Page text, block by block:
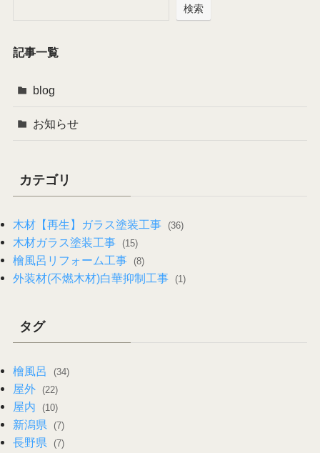
検索
記事一覧
blog
お知らせ
カテゴリ
木材【再生】ガラス塗装工事 (36)
木材ガラス塗装工事 (15)
檜風呂リフォーム工事 (8)
外装材(不燃木材)白華抑制工事 (1)
タグ
檜風呂 (34)
屋外 (22)
屋内 (10)
新潟県 (7)
長野県 (7)